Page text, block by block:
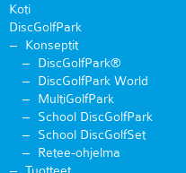
Koti
DiscGolfPark
Konseptit
DiscGolfPark®
DiscGolfPark World
MultiGolfPark
School DiscGolfPark
School DiscGolfSet
Retee-ohjelma